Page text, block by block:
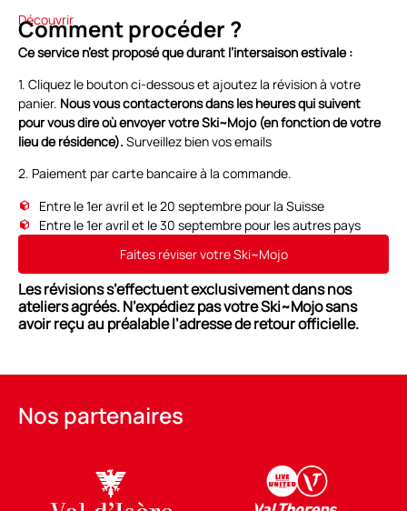
Découvrir
Comment procéder ?
Ce service n’est proposé que durant l’intersaison estivale :
1. Cliquez le bouton ci-dessous et ajoutez la révision à votre
panier. Nous vous contacterons dans les heures qui suivent
pour vous dire où envoyer votre Ski~Mojo (en fonction de votre
lieu de résidence). Surveillez bien vos emails
2. Paiement par carte bancaire à la commande.
Entre le 1er avril et le 20 septembre pour la Suisse
Entre le 1er avril et le 30 septembre pour les autres pays
Faites réviser votre Ski~Mojo
Les révisions s’effectuent exclusivement dans nos
ateliers agréés. N’expédiez pas votre Ski~Mojo sans
avoir reçu au préalable l’adresse de retour officielle.
Nos partenaires